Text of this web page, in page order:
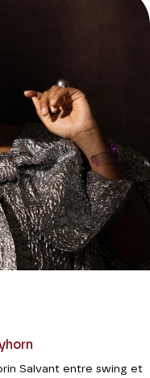
Salvant entre swing et